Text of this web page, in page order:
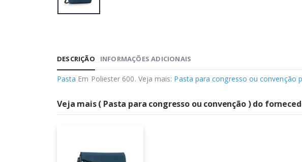
DESCRIÇÃO INFORMAÇÕES ADICIONAIS
Pasta Em Poliester 600. Veja mais: Pasta para congresso ou convenção
Veja mais ( Pasta para congresso ou convenção ) do